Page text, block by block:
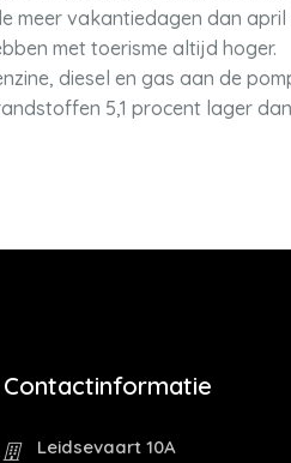
meer vakantiedagen dan
met toerisme altijd hoger.
diesel en gas aan de
5,1 procent lager
Contactinformatie
Leidsevaart 10A